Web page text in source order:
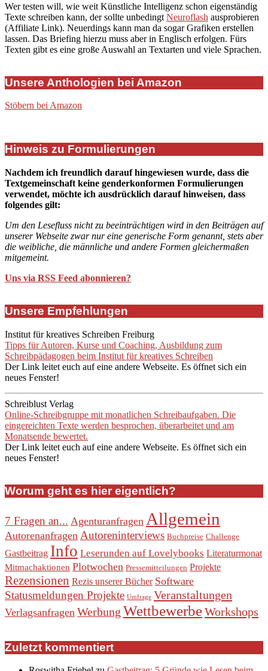
Wer testen will, wie weit Künstliche Intelligenz schon eigenständig
Texte schreiben kann, der sollte unbedingt Neuroflash ausprobieren
(Affiliate Link). Neuerdings kann man da sogar Grafiken erstellen
lassen. Das Briefing hierzu muss aber in Englisch erfolgen. Fürs
Texten gibt es eine große Auswahl an Textarten und viele Sprachen.
Unsere Anthologien bei Amazon
Stöbern bei Amazon
Hinweis zu Formulierungen
Nachdem ich freundlich darauf hingewiesen wurde, dass die
Textgemeinschaft keine genderkonformen Formulierungen
verwendet, möchte ich ausdrücklich darauf hinweisen, dass
folgendes gilt:
Um den Lesefluss nicht zu beeinträchtigen wird in den Beiträgen auf
unserer Webseite zwar nur eine generische Form genannt, stets aber
die weibliche, die männliche und andere Formen gleichermaßen
mitgemeint.
Uns via RSS Feed abonnieren?
Unsere Empfehlungen
Institut für kreatives Schreiben Freiburg
Tipps für Autoren, Kurse und Coaching, Ausbildung zum
Schreibpädagogen beim Institut für kreatives Schreiben
Der Link leitet euch auf eine andere Webseite. Es öffnet sich ein
neues Fenster!
Schreiblust Verlag
Online-Schreibgruppe mit monatlichen Schreibaufgaben. Die
eingereichten Texte werden besprochen, überarbeitet und am
Monatsende bewertet.
Der Link leitet euch auf eine andere Webseite. Es öffnet sich ein
neues Fenster!
Worum geht es hier eigentlich?
7 Fragen an... Agenturanfragen Allgemein
Autorenanfragen Autoreninterviews Buchpreise Challenge
Gastbeitrag Info Leserunden auf Lovelybooks Literaturmonat
Mitmachaktionen Plotwochen Pressemitteilungen Projekte
Rezensionen Rezis unserer Bücher Software
Statusmeldungen Projekte Umfrage Veranstaltungen
Verlagsanfragen Werbung WettbewerbeWorkshops
Zuletzt kommentiert